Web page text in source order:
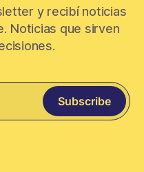
y recibí noticias
Noticias que sirven
Subscribe